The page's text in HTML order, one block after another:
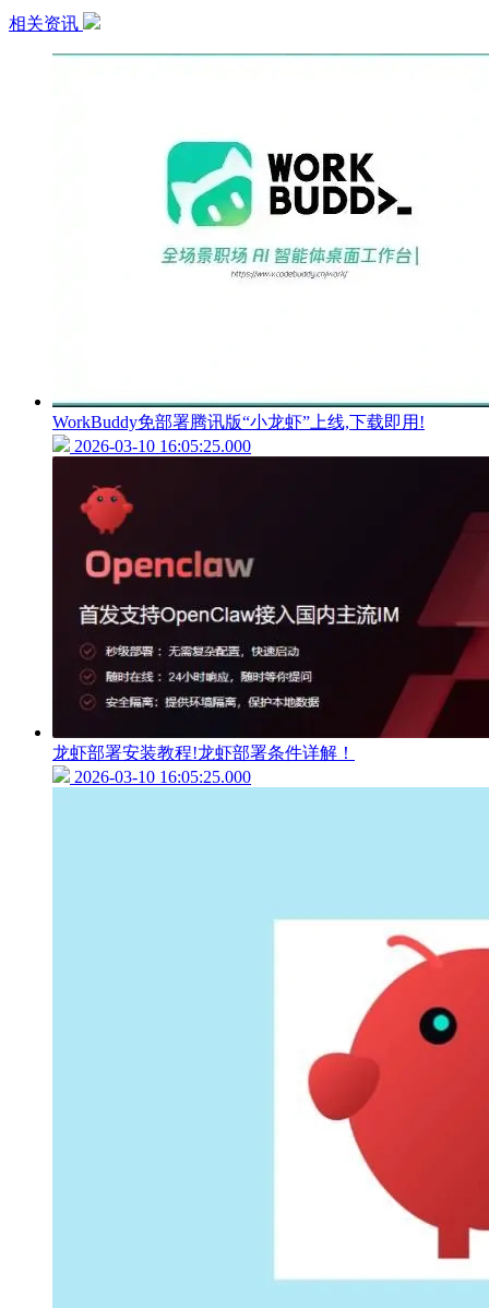
相关资讯
WorkBuddy免部署腾讯版“小龙虾”上线,下载即用!
2026-03-10 16:05:25.000
龙虾部署安装教程!龙虾部署条件详解！
2026-03-10 16:05:25.000